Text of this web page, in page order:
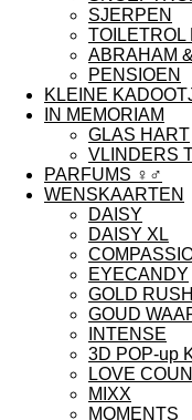
SJERPEN
TOILETROL
ABRAHAM
PENSIOEN
KLEINE
IN MEMORIAM
GLAS HART
VLINDERS
PARFUMS ♀︎♂︎
WENSKAARTEN
DAISY
DAISY XL
EYECANDY
GOLD RUSH
GOUD
INTENSE
3D POP-up
LOVE
MIXX
MOMENTS